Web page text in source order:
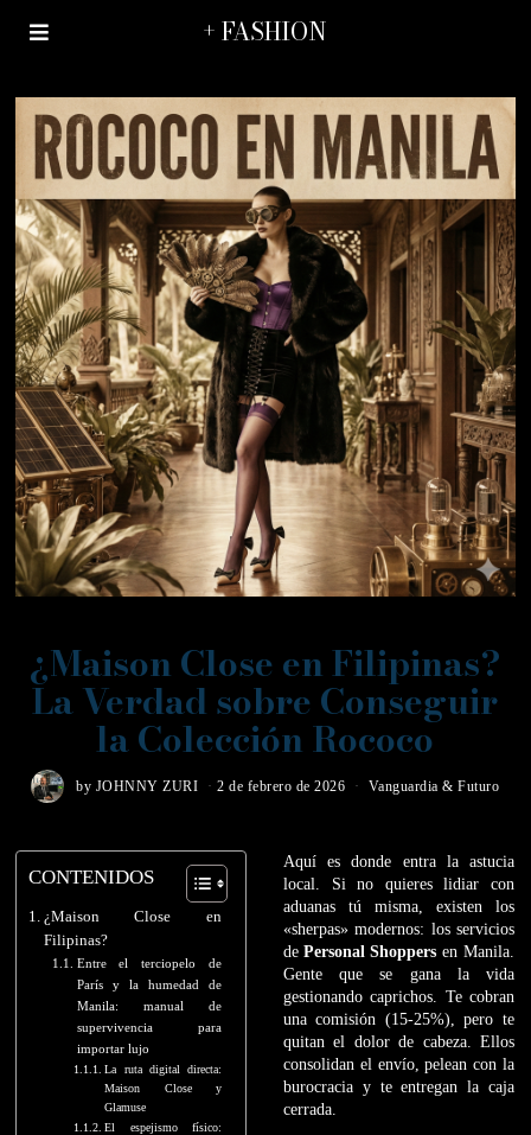
+ FASHION
¿Maison Close en Filipinas?
La Verdad sobre Conseguir
la Colección Rococo
by JOHNNY ZURI 2 de febrero de 2026 Vanguardia & Futuro
CONTENIDOS
¿Maison Close en
Filipinas?
Entre el terciopelo de
París y la humedad de
Manila: manual de
supervivencia para
importar lujo
La ruta digital directa:
Maison Close y
Glamuse
El espejismo físico:
Aquí es donde entra la astucia
local. Si no quieres lidiar con
aduanas tú misma, existen los
«sherpas» modernos: los servicios
de Personal Shoppersen Manila.
Gente que se gana la vida
gestionando caprichos. Te cobran
una comisión (15-25%), pero te
quitan el dolor de cabeza. Ellos
consolidan el envío, pelean con la
burocracia y te entregan la caja
cerrada.